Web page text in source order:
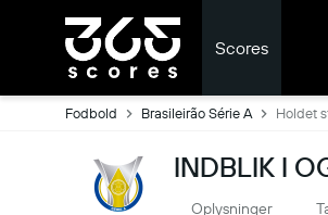
Scores
Fodbold Brasileirão Série A Holdet
INDBLIK I
Oplysninger